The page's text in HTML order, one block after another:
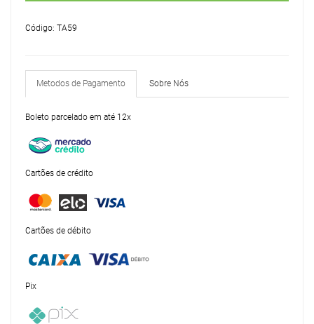
Código: TA59
Metodos de Pagamento Sobre Nós
Boleto parcelado em até 12x
Cartões de crédito
Cartões de débito
Pix